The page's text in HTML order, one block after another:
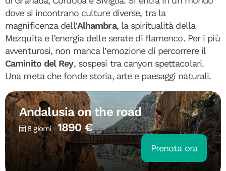
dove si incontrano culture diverse, tra la
magnificenza dell’Alhambra, la spiritualità della
Mezquita e l’energia delle serate di flamenco. Per i più
avventurosi, non manca l’emozione di percorrere il
Caminito del Rey, sospesi tra canyon spettacolari.
Una meta che fonde storia, arte e paesaggi naturali.
Andalusia on the road
8 giorni 1890 €
Prenota ora